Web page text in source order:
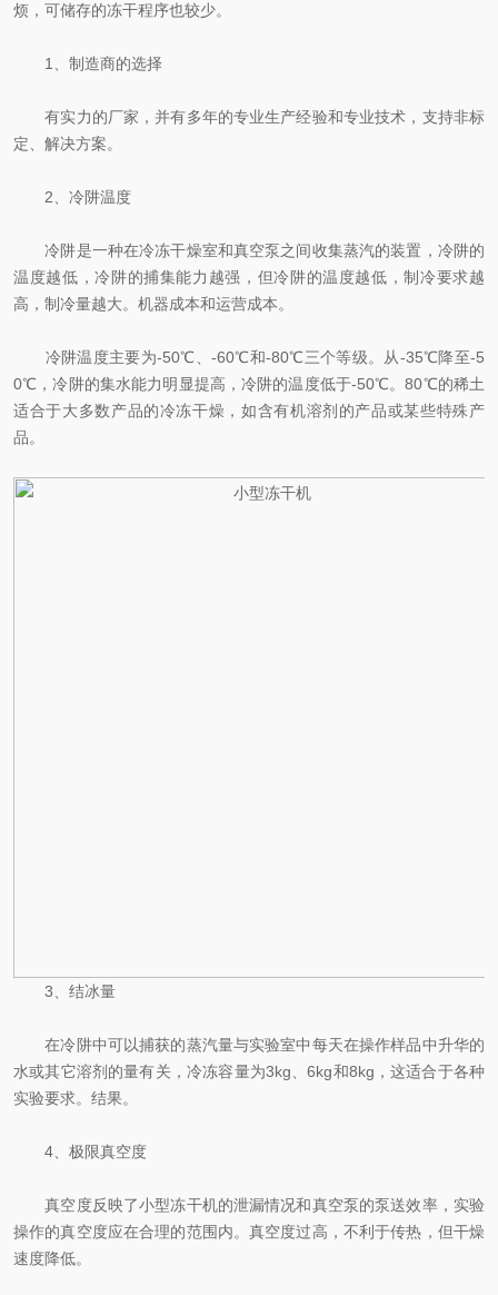
烦，可储存的冻干程序也较少。
1、制造商的选择
有实力的厂家，并有多年的专业生产经验和专业技术，支持非标
定、解决方案。
2、冷阱温度
冷阱是一种在冷冻干燥室和真空泵之间收集蒸汽的装置，冷阱的
温度越低，冷阱的捕集能力越强，但冷阱的温度越低，制冷要求越
高，制冷量越大。机器成本和运营成本。
冷阱温度主要为-50℃、-60℃和-80℃三个等级。从-35℃降至-5
0℃，冷阱的集水能力明显提高，冷阱的温度低于-50℃。80℃的稀土
适合于大多数产品的冷冻干燥，如含有机溶剂的产品或某些特殊产
品。
3、结冰量
在冷阱中可以捕获的蒸汽量与实验室中每天在操作样品中升华的
水或其它溶剂的量有关，冷冻容量为3kg、6kg和8kg，这适合于各种
实验要求。结果。
4、极限真空度
真空度反映了小型冻干机的泄漏情况和真空泵的泵送效率，实验
操作的真空度应在合理的范围内。真空度过高，不利于传热，但干燥
速度降低。